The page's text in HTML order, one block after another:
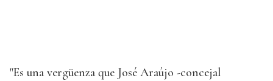
"Es una vergüenza que José Araújo -concejal